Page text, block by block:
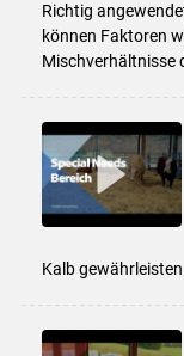
Richtig
können Faktoren
Mischverhältnisse
Kalb